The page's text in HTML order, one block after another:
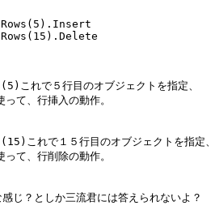
れで５行目のオブジェクトを指定、
て、行挿入の動作。
これで１５行目のオブジェクトを指定、
て、行削除の動作。
じ？としか三流君には答えられないよ？